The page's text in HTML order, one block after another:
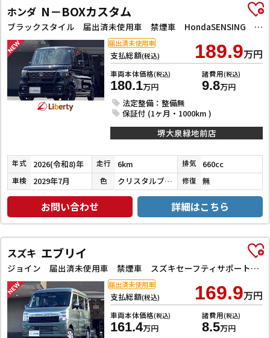
ホンダ N－BOXカスタム
ブラックスタイル 届出済未使用車 禁煙車 HondaSENSING 両側自動ドア アダプティブクルーズコントロール 電子パーキング 前席シートヒーター LEDヘッドライト スマートキー プッシュスタート 純正アルミ
支払総額(税込) 189.9万円
車両本体価格(税込)
180.1万円
諸費用(税込)
9.8万円
法定整備：整備無
保証付 (1ヶ月・1000km )
届出済未使用車
堺大泉緑地前店
年式 2026(令和8)年 走行 6km 排気 660cc
車検 2029年7月 色 クリスタルブラックパール 修復 無
お問い合わせ 詳細はこちら
スズキ エブリイ
ジョイン 届出済未使用車 禁煙車 スズキセーフティサポート LEDヘッドライト 両側スライドドア スマートキー プッシュスタート 障害物センサー 運転席シートヒーター 電動格納ミラー
支払総額(税込) 169.9万円
車両本体価格(税込)
161.4万円
諸費用(税込)
8.5万円
届出済未使用車